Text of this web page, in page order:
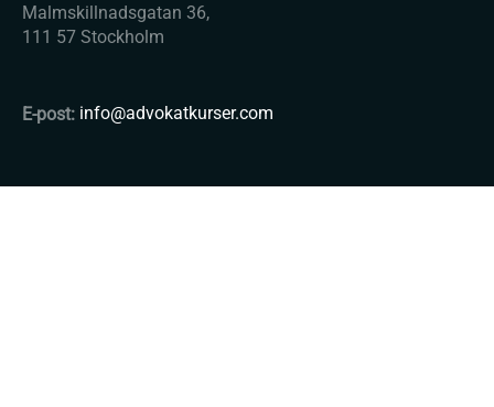
Malmskillnadsgatan 36,
111 57 Stockholm
E-post: info@advokatkurser.com